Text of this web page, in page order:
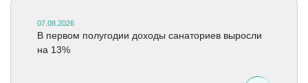
07.08.2026
В первом полугодии доходы санаториев выросли
на 13%